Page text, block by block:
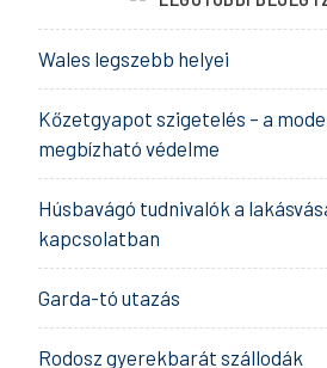
Wales legszebb helyei
Kőzetgyapot szigetelés – a
megbízható védelme
Húsbavágó tudnivalók a
kapcsolatban
Garda-tó utazás
Rodosz gyerekbarát szállodák